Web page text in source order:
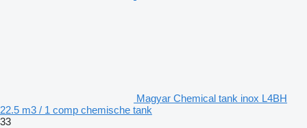
Magyar Chemical tank inox L4BH
22.5 m3 / 1 comp chemische tank
33